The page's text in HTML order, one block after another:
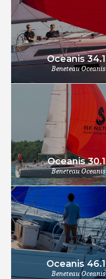
Oceanis 34.1
Beneteau Oceanis
Oceanis 30.1
Beneteau Oceanis
Oceanis 46.1
Beneteau Oceanis